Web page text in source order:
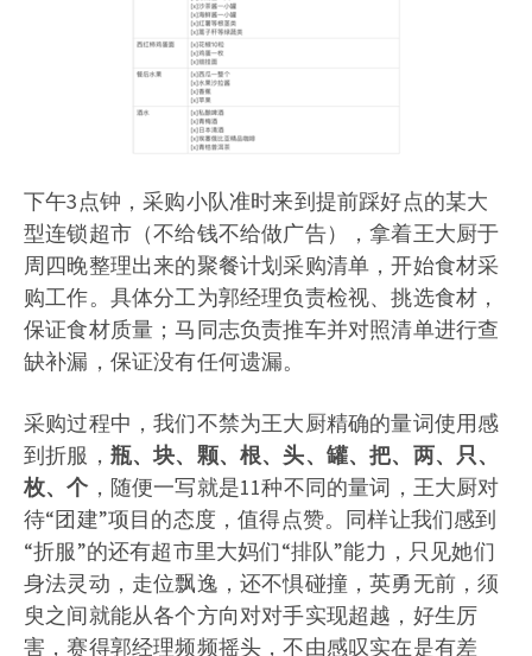
下午3点钟，采购小队准时来到提前踩好点的某大
型连锁超市（不给钱不给做广告），拿着王大厨于
周四晚整理出来的聚餐计划采购清单，开始食材采
购工作。具体分工为郭经理负责检视、挑选食材，
保证食材质量；马同志负责推车并对照清单进行查
缺补漏，保证没有任何遗漏。
采购过程中，我们不禁为王大厨精确的量词使用感
到折服， 瓶、块、颗、根、头、罐、把、两、只、
枚、个 ，随便一写就是11种不同的量词，王大厨对
待“团建”项目的态度，值得点赞。同样让我们感到
“折服”的还有超市里大妈们“排队”能力，只见她们
身法灵动，走位飘逸，还不惧碰撞，英勇无前，须
臾之间就能从各个方向对对手实现超越，好生厉
害，赛得郭经理频频摇头，不由感叹实在是有差